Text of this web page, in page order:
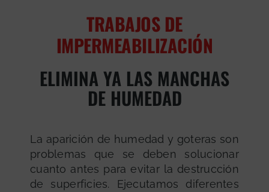
TRABAJOS DE
IMPERMEABILIZACIÓN
ELIMINA YA LAS MANCHAS
DE HUMEDAD
La aparición de humedad y goteras son
problemas que se deben solucionar
cuanto antes para evitar la destrucción
de superficies. Ejecutamos diferentes